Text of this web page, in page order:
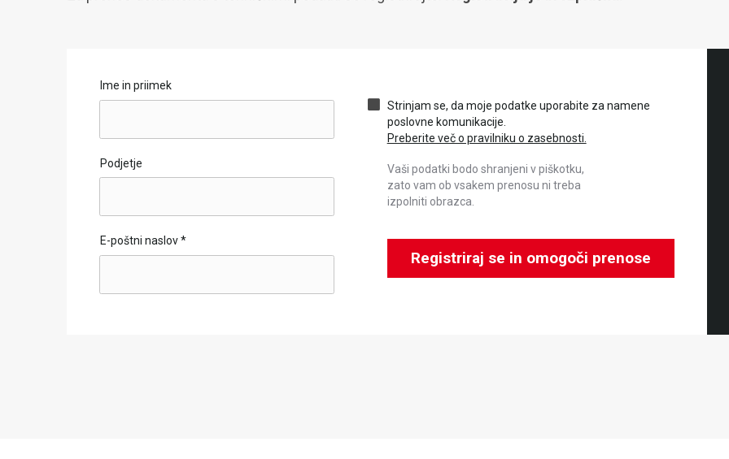
Ime in priimek
Podjetje
E-poštni naslov*
Strinjam se, da moje podatke uporabite za namene
poslovne komunikacije.
Preberite več o pravilniku o zasebnosti.
Vaši podatki bodo shranjeni v piškotku,
zato vam ob vsakem prenosu ni treba
izpolniti obrazca.
Registriraj se in omogoči prenose